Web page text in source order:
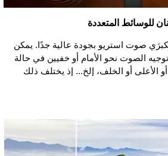
للوسائط المتعددة
صوت استريو بجودة عالية جدًا. يمكن
الصوت نحو الأمام أو خفيين في حالة
الأعلى أو الخلف، إلخ... إذ يختلف ذلك